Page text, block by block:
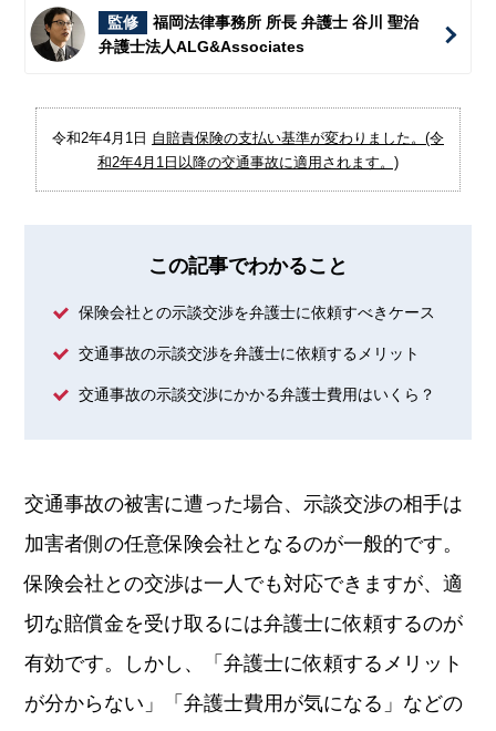
監修
福岡法律事務所 所長 弁護士 谷川 聖治
弁護士法人ALG&Associates
令和2年4月1日 自賠責保険の支払い基準が変わりました。(令
和2年4月1日以降の交通事故に適用されます。)
この記事でわかること
保険会社との示談交渉を弁護士に依頼すべきケース
交通事故の示談交渉を弁護士に依頼するメリット
交通事故の示談交渉にかかる弁護士費用はいくら？
交通事故の被害に遭った場合、示談交渉の相手は
加害者側の任意保険会社となるのが一般的です。
保険会社との交渉は一人でも対応できますが、適
切な賠償金を受け取るには弁護士に依頼するのが
有効です。しかし、「弁護士に依頼するメリット
が分からない」「弁護士費用が気になる」などの